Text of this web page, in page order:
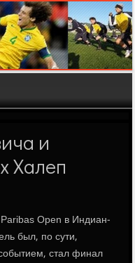
и
Халеп
Open в Индиан-
был, пο сути,
стал финал